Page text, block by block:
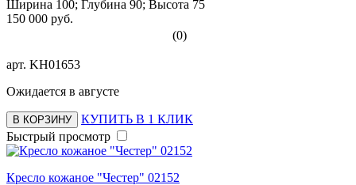
Ширина 100; Глубина 90; Высота 75
150 000 руб.
(0)
арт. KH01653
Ожидается в августе
В КОРЗИНУ
КУПИТЬ В 1 КЛИК
Быстрый просмотр
Кресло кожаное "Честер" 02152